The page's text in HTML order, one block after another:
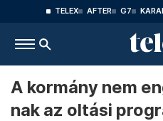
TELEX AFTER G7
A kormány nem
nak az oltási